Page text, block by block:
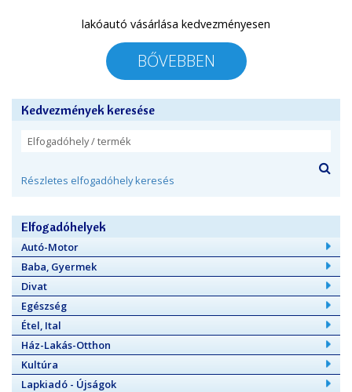
lakóautó vásárlása kedvezményesen
BŐVEBBEN
Kedvezmények keresése
Részletes elfogadóhely keresés
Elfogadóhelyek
Autó-Motor
Baba, Gyermek
Divat
Egészség
Étel, Ital
Ház-Lakás-Otthon
Kultúra
Lapkiadó - Újságok